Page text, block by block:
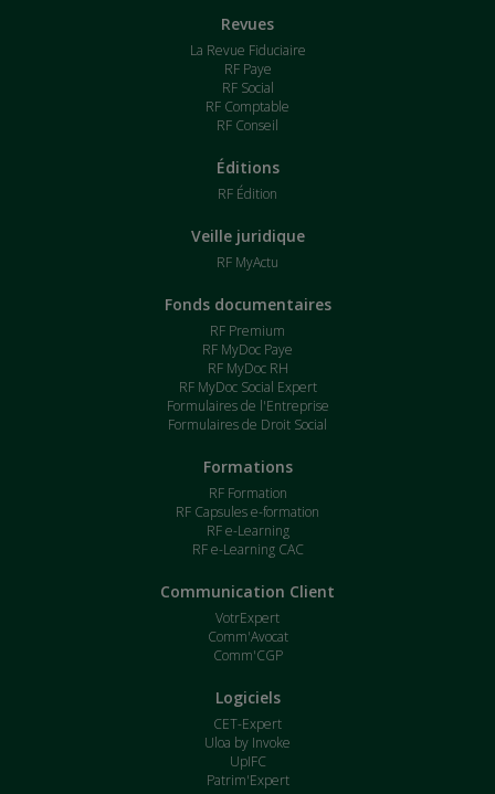
Revues
La Revue Fiduciaire
RF Paye
RF Social
RF Comptable
RF Conseil
Éditions
RF Édition
Veille juridique
RF MyActu
Fonds documentaires
RF Premium
RF MyDoc Paye
RF MyDoc RH
RF MyDoc Social Expert
Formulaires de l'Entreprise
Formulaires de Droit Social
Formations
RF Formation
RF Capsules e-formation
RF e-Learning
RF e-Learning CAC
Communication Client
VotrExpert
Comm'Avocat
Comm'CGP
Logiciels
CET-Expert
Uloa by Invoke
UpIFC
Patrim'Expert